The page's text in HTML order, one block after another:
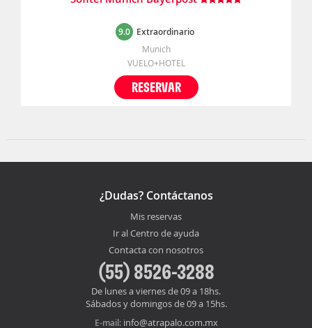
9.0 Extraordinario
Munich
VUELO+HOTEL
RESERVAR
¿Dudas? Contáctanos
Mis reservas
Ir al Centro de ayuda
Contacta con nosotros
(55) 8526-3288
De lunes a viernes de 09 a 18hs.
Sábados y domingos de 09 a 15hs.
E-mail: info@atrapalo.com.mx